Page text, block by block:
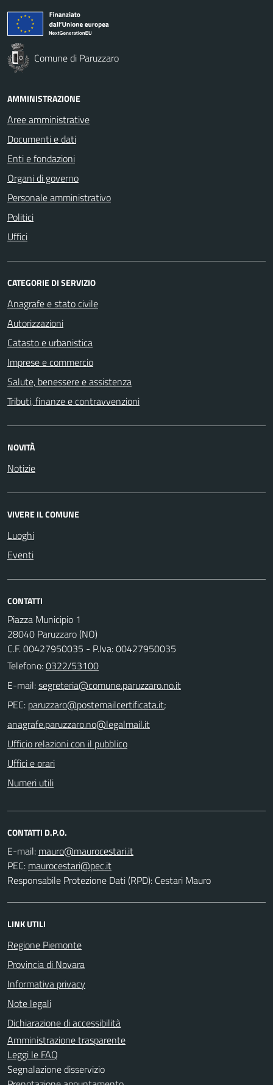
Comune di Paruzzaro
AMMINISTRAZIONE
Aree amministrative
Documenti e dati
Enti e fondazioni
Organi di governo
Personale amministrativo
Politici
Uffici
CATEGORIE DI SERVIZIO
Anagrafe e stato civile
Autorizzazioni
Catasto e urbanistica
Imprese e commercio
Salute, benessere e assistenza
Tributi, finanze e contravvenzioni
NOVITÀ
Notizie
VIVERE IL COMUNE
Luoghi
Eventi
CONTATTI
Piazza Municipio 1
28040 Paruzzaro (NO)
C.F. 00427950035 - P.Iva: 00427950035
Telefono:0322/53100
E-mail:
PEC:
;
Ufficio relazioni con il pubblico
Uffici e orari
Numeri utili
CONTATTI D.P.O.
E-mail:
PEC:
Responsabile Protezione Dati (RPD): Cestari Mauro
LINK UTILI
Regione Piemonte
Provincia di Novara
Informativa privacy
Note legali
Dichiarazione di accessibilità
Amministrazione trasparente
Leggi le FAQ
Segnalazione disservizio